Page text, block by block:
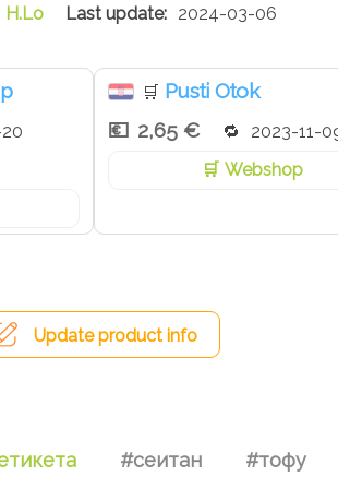
H.Lo 2024-03-06
🛒 Pusti Otok
2,65 €
2023-11-
Webshop
Update product info
#сеитан #тофу